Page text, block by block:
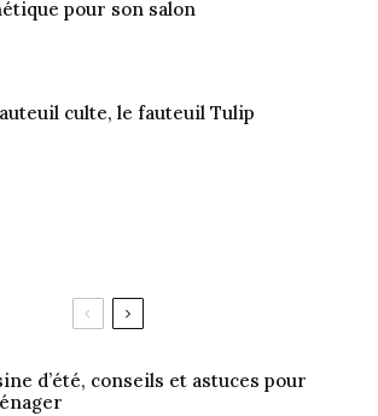
pour son salon
culte, le fauteuil Tulip
d’été, conseils et astuces pour